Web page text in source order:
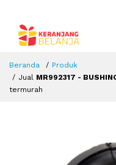
Beranda
Produk
Jual MR992317 -
termurah